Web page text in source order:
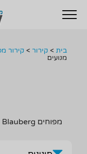
בית > קירור > קירור
מנועים
מפוחים Blauberg